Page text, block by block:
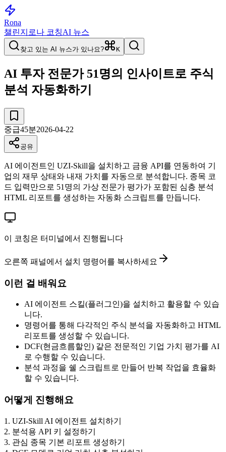
Rona
챌린지 로나 코칭AI 뉴스
찾고 있는 AI 뉴스가 있나요? K
AI 투자 전문가 51명의 인사이트로 주식
분석 자동화하기
중급45분2026-04-22
공유
AI 에이전트인 UZI-Skill을 설치하고 금융 API를 연동하여 기
업의 재무 상태와 내재 가치를 자동으로 분석합니다. 종목 코
드 입력만으로 51명의 가상 전문가 평가가 포함된 심층 분석
HTML 리포트를 생성하는 자동화 스크립트를 만듭니다.
이 코칭은 터미널에서 진행됩니다
오른쪽 패널에서 설치 명령어를 복사하세요
이런 걸 배워요
AI 에이전트 스킬(플러그인)을 설치하고 활용할 수 있습
니다.
명령어를 통해 다각적인 주식 분석을 자동화하고 HTML
리포트를 생성할 수 있습니다.
DCF(현금흐름할인) 같은 전문적인 기업 가치 평가를 AI
로 수행할 수 있습니다.
분석 과정을 쉘 스크립트로 만들어 반복 작업을 효율화
할 수 있습니다.
어떻게 진행해요
1 . UZI-Skill AI 에이전트 설치하기
2. 분석용 API 키 설정하기
3. 관심 종목 기본 리포트 생성하기